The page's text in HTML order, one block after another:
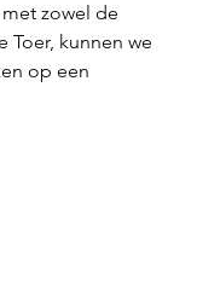
zowel de
Toer, kunnen we
op een